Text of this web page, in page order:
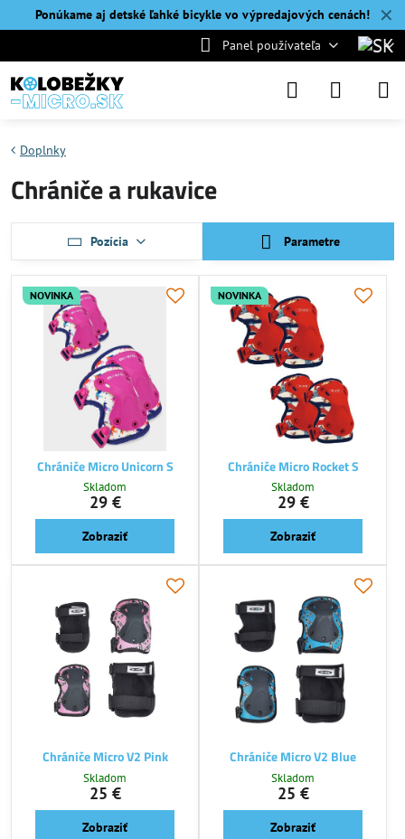
✕
Ponúkame aj detské ľahké bicykle vo výpredajových cenách!
Panel používateľa
Doplnky
Chrániče a rukavice
Pozícia Parametre
NOVINKA
Chrániče Micro Unicorn S
Skladom
29 €
Zobraziť
NOVINKA
Chrániče Micro Rocket S
Skladom
29 €
Zobraziť
Chrániče Micro V2 Pink
Skladom
25 €
Zobraziť
Chrániče Micro V2 Blue
Skladom
25 €
Zobraziť